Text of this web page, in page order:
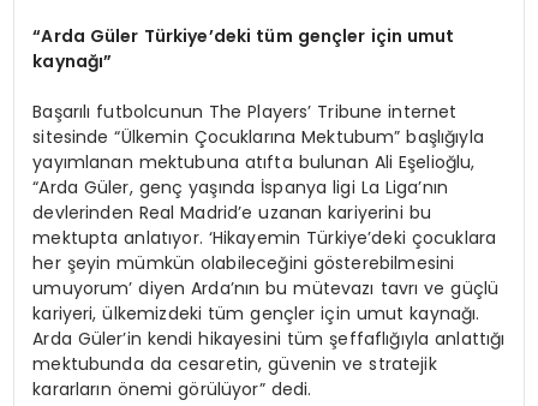
“Arda Güler Türkiye’deki tüm gençler için umut
kaynağı”
Başarılı futbolcunun The Players’ Tribune internet
sitesinde “Ülkemin Çocuklarına Mektubum” başlığıyla
yayımlanan mektubuna atıfta bulunan Ali Eşelioğlu,
“Arda Güler, genç yaşında İspanya ligi La Liga’nın
devlerinden Real Madrid’e uzanan kariyerini bu
mektupta anlatıyor. ‘Hikayemin Türkiye’deki çocuklara
her şeyin mümkün olabileceğini gösterebilmesini
umuyorum’ diyen Arda’nın bu mütevazı tavrı ve güçlü
kariyeri, ülkemizdeki tüm gençler için umut kaynağı.
Arda Güler’in kendi hikayesini tüm şeffaflığıyla anlattığı
mektubunda da cesaretin, güvenin ve stratejik
kararların önemi görülüyor” dedi.